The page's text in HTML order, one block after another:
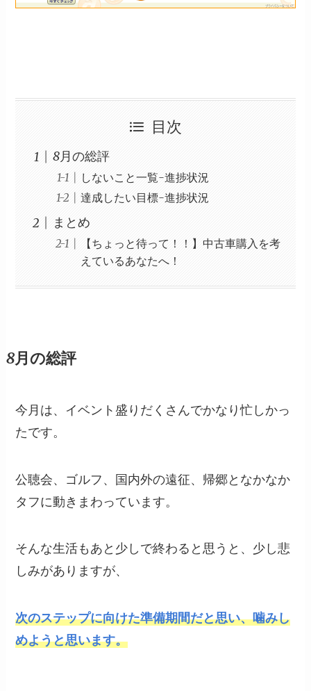
目次
8月の総評
しないこと一覧-進捗状況
達成したい目標-進捗状況
まとめ
【ちょっと待って！！】中古車購入を考
えているあなたへ！
8月の総評
今月は、イベント盛りだくさんでかなり忙しかっ
たです。
公聴会、ゴルフ、国内外の遠征、帰郷となかなか
タフに動きまわっています。
そんな生活もあと少しで終わると思うと、少し悲
しみがありますが、
次のステップに向けた準備期間だと思い、噛みし
めようと思います。